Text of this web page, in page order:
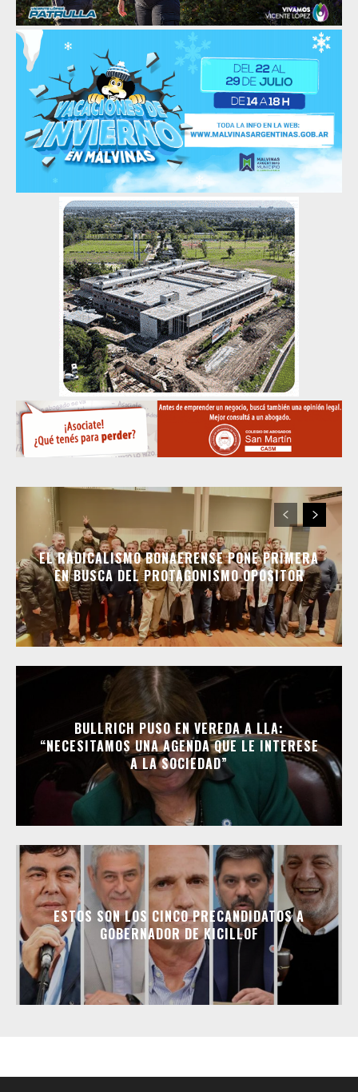
EL RADICALISMO BONAERENSE PONE PRIMERA
EN BUSCA DEL PROTAGONISMO OPOSITOR
BULLRICH PUSO EN VEREDA A LLA:
“NECESITAMOS UNA AGENDA QUE LE INTERESE
A LA SOCIEDAD”
ESTOS SON LOS CINCO PRECANDIDATOS A
GOBERNADOR DE KICILLOF